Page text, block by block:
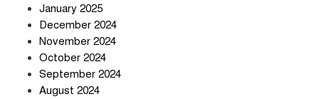
January 2025
December 2024
November 2024
October 2024
September 2024
August 2024